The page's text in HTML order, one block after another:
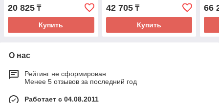
20 825 ₸
Купить
42 705₸
Купить
66
О нас
Рейтинг не сформирован
Менее 5 отзывов за последний год
Работает с 04.08.2011